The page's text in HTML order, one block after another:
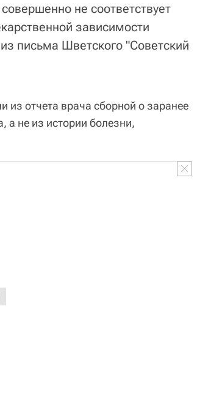
не соответствует
зависимости
письма Шветского "Советский
из отчета врача сборной о заранее
а не из истории болезни,